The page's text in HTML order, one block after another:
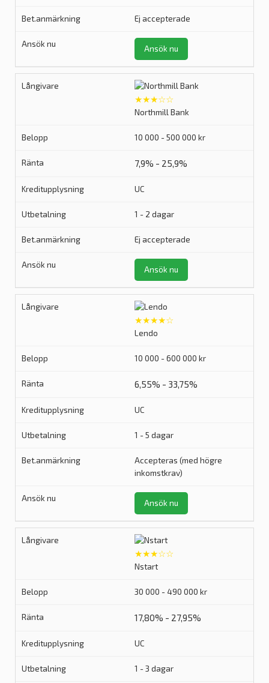
Ej accepterade
Ansök nu
★★★☆☆
Northmill Bank
10 000 - 500 000 kr
7,9% - 25,9%
UC
1 - 2 dagar
Ej accepterade
Ansök nu
★★★★☆
Lendo
10 000 - 600 000 kr
6,55% - 33,75%
UC
1 - 5 dagar
Accepteras (med högre
inkomstkrav)
Ansök nu
★★★☆☆
Nstart
30 000 - 490 000 kr
17,80% - 27,95%
UC
1 - 3 dagar